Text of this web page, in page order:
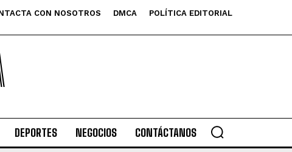
CON NOSOTROS DMCA
POLÍTICA EDITORIAL
DEPORTES NEGOCIOS CONTÁCTANOS